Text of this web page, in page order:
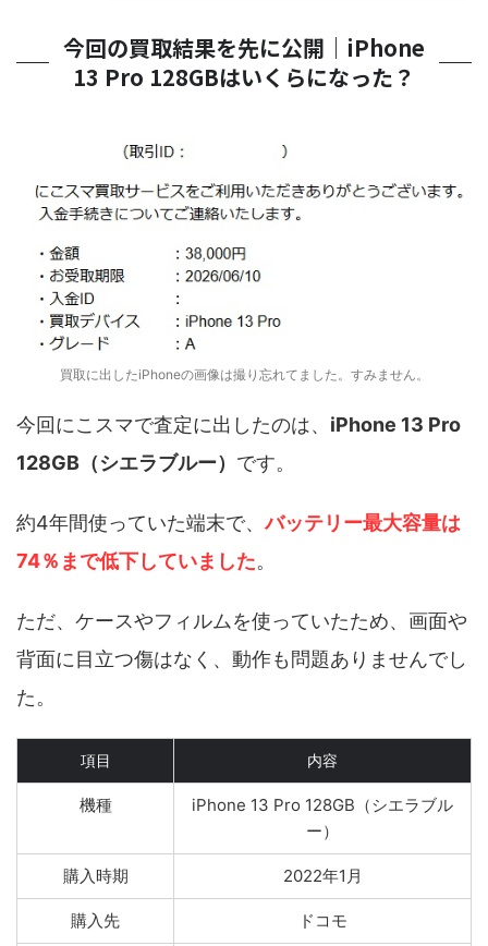
今回の買取結果を先に公開｜iPhone
13 Pro 128GBはいくらになった？
買取に出したiPhoneの画像は撮り忘れてました。すみません。
今回にこスマで査定に出したのは、 iPhone 13 Pro
128GB（シエラブルー） です。
約4年間使っていた端末で、バッテリー最大容量は
74％ まで低下していました。
ただ、ケースやフィルムを使っていたため、画面や
背面に目立つ傷はなく、動作も問題ありませんでし
た。
項目 内容
機種
iPhone 13 Pro 128GB（シエラブル
ー）
購入時期 2022年1月
購入先 ドコモ